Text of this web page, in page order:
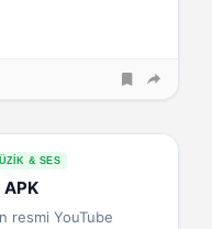
& SES
resmi YouTube